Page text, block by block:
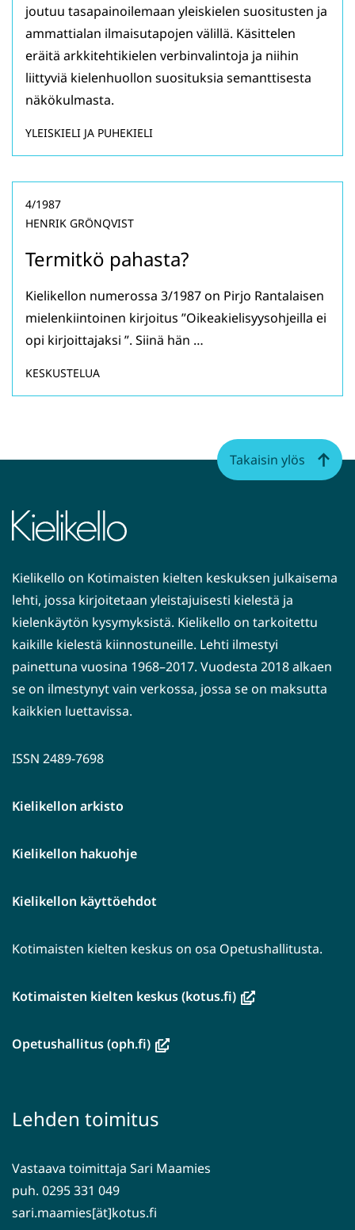
joutuu tasapainoilemaan yleiskielen suositusten ja
ammattialan ilmaisutapojen välillä. Käsittelen
eräitä arkkitehtikielen verbinvalintoja ja niihin
liittyviä kielenhuollon suosituksia semanttisesta
näkökulmasta.
YLEISKIELI JA PUHEKIELI
Termitkö pahasta?
4/1987
HENRIK GRÖNQVIST
Kielikellon numerossa 3/1987 on Pirjo Rantalaisen
mielenkiintoinen kirjoitus ”Oikeakielisyysohjeilla ei
opi kirjoittajaksi ”. Siinä hän …
KESKUSTELUA
Kielikello on Kotimaisten kielten keskuksen julkaisema
lehti, jossa kirjoitetaan yleistajuisesti kielestä ja
kielenkäytön kysymyksistä. Kielikello on tarkoitettu
kaikille kielestä kiinnostuneille. Lehti ilmestyi
painettuna vuosina 1968–2017. Vuodesta 2018 alkaen
se on ilmestynyt vain verkossa, jossa se on maksutta
kaikkien luettavissa.
ISSN 2489-7698
Kielikellon arkisto
Kielikellon hakuohje
Kielikellon käyttöehdot
Kotimaisten kielten keskus on osa Opetushallitusta.
Kotimaisten kielten keskus (kotus.fi)(avautuu
Opetushallitus (oph.fi)(avautuu
toiseen
Lehden toimitus
Vastaava toimittaja Sari Maamies
puh. 0295 331 049
sari.maamies[ät]kotus.fi
Takaisin ylös